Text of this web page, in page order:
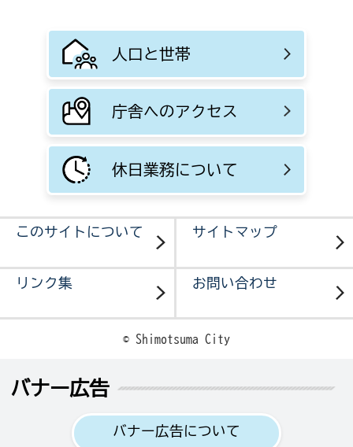
人口と世帯
庁舎へのアクセス
休日業務について
このサイトについて サイトマップ
リンク集 お問い合わせ
© Shimotsuma City
バナー広告
バナー広告について